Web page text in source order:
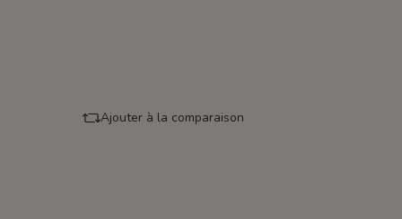
Ajouter à la comparaison